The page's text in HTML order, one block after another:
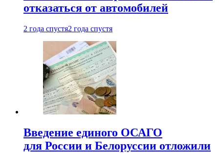
отказаться от автомобилей
2 года спустя2 года спустя
Введение единого ОСАГО
для России и Белоруссии отложили